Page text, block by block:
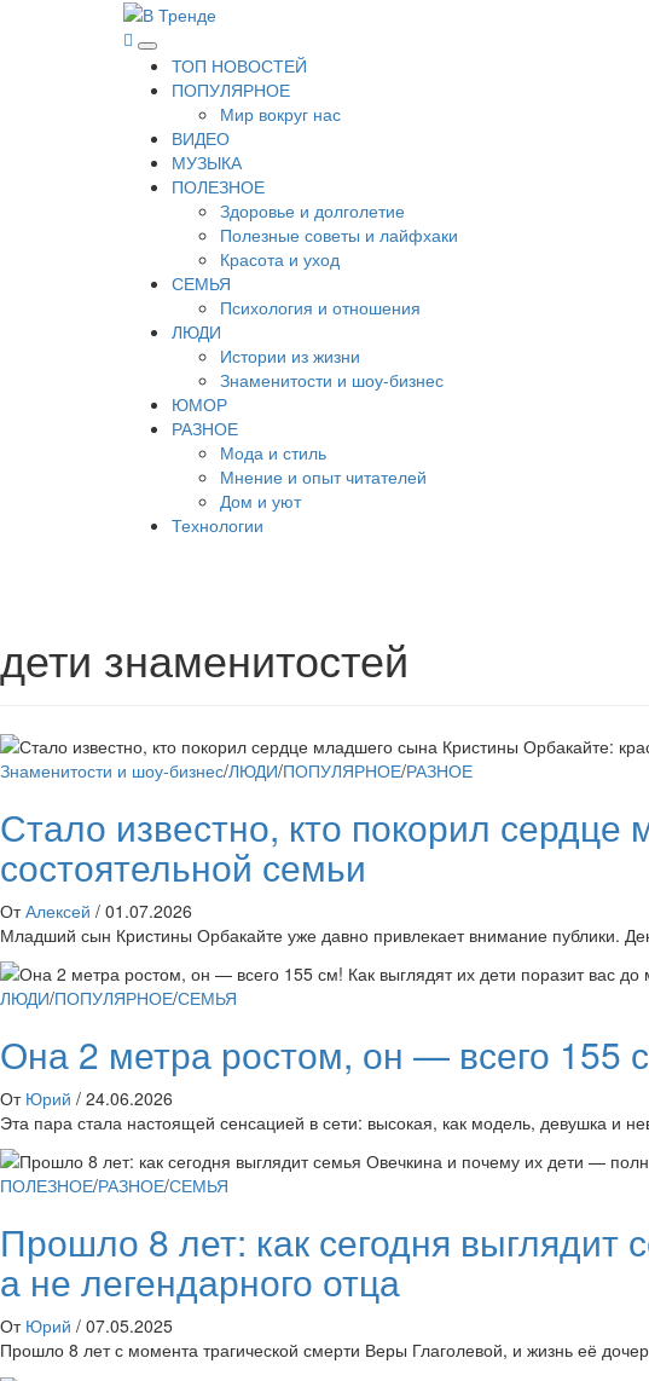
В Тренде
Самые свежие новости интернета
Основное
меню
ТОП НОВОСТЕЙ
ПОПУЛЯРНОЕ
Мир вокруг нас
ВИДЕО
МУЗЫКА
ПОЛЕЗНОЕ
Здоровье и долголетие
Полезные советы и лайфхаки
Красота и уход
СЕМЬЯ
Психология и отношения
ЛЮДИ
Истории из жизни
Знаменитости и шоу-бизнес
ЮМОР
РАЗНОЕ
Мода и стиль
Мнение и опыт читателей
Дом и уют
Технологии
дети знаменитостей
Знаменитости и шоу-бизнес/ЛЮДИ/ПОПУЛЯРНОЕ/РАЗНОЕ
Стало известно, кто покорил
состоятельной семьи
От Алексей / 01.07.2026
Младший сын Кристины Орбакайте уже давно привлекает внимание публики.
ЛЮДИ/ПОПУЛЯРНОЕ/СЕМЬЯ
Она 2 метра ростом, он — всего 155
От Юрий / 24.06.2026
Эта пара стала настоящей сенсацией в сети: высокая, как модель, девушка и
ПОЛЕЗНОЕ/РАЗНОЕ/СЕМЬЯ
Прошло 8 лет: как сегодня
а не легендарного отца
От Юрий / 07.05.2025
Прошло 8 лет с момента трагической смерти Веры Глаголевой, и жизнь её